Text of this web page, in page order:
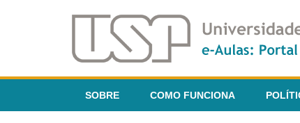
SOBRE COMO FUNCIONA